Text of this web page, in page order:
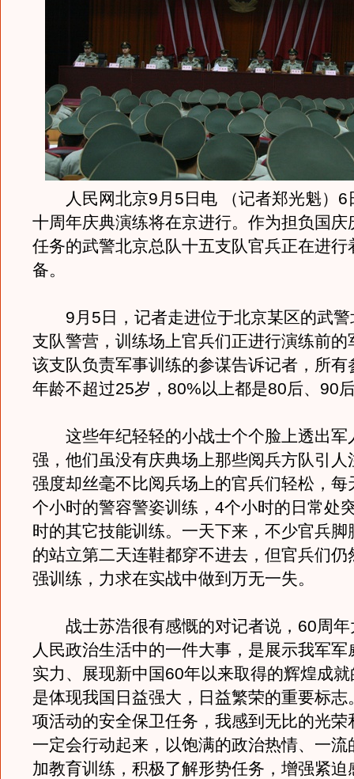
人民网北京9月5日电 （记者郑光魁）6
十周年庆典演练将在京进行。作为担负国庆
任务的武警北京总队十五支队官兵正在进行
备。
9月5日，记者走进位于北京某区的武警
支队警营，训练场上官兵们正进行演练前的
该支队负责军事训练的参谋告诉记者，所有
年龄不超过25岁，80%以上都是80后、90
这些年纪轻轻的小战士个个脸上透出军
强，他们虽没有庆典场上那些阅兵方队引人
强度却丝毫不比阅兵场上的官兵们轻松，每
个小时的警容警姿训练，4个小时的日常处
时的其它技能训练。一天下来，不少官兵脚
的站立第二天连鞋都穿不进去，但官兵们仍
强训练，力求在实战中做到万无一失。
战士苏浩很有感慨的对记者说，60周年
人民政治生活中的一件大事，是展示我军军
实力、展现新中国60年以来取得的辉煌成
是体现我国日益强大，日益繁荣的重要标志
项活动的安全保卫任务，我感到无比的光荣
一定会行动起来，以饱满的政治热情、一流
加教育训练，积极了解形势任务，增强紧迫